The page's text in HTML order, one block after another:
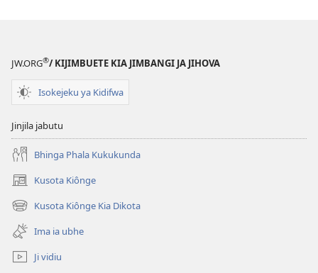
JW.ORG®/ KIJIMBUETE KIA JIMBANGI JA JIHOVA
Isokejeku ya Kidifwa
Jinjila jabutu
Bhinga Phala Kukukunda
Kusota Kiônge
(opens
new
window)
Kusota Kiônge Kia Dikota
(opens
new
window)
Ima ia ubhe
Ji vidiu